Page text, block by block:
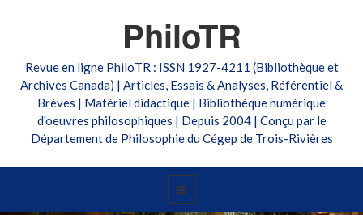
PhiloTR
Revue en ligne PhiloTR : ISSN 1927-4211 (Bibliothèque et
Archives Canada) | Articles, Essais & Analyses, Référentiel &
Brèves | Matériel didactique | Bibliothèque numérique
d'oeuvres philosophiques | Depuis 2004 | Conçu par le
Département de Philosophie du Cégep de Trois-Rivières